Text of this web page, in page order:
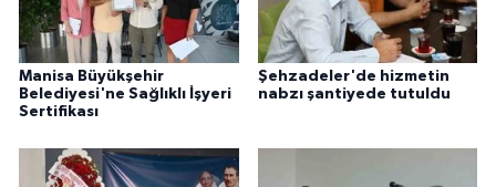
Manisa Büyükşehir
Belediyesi'ne Sağlıklı İşyeri
Sertifikası
Şehzadeler'de hizmetin
nabzı şantiyede tutuldu